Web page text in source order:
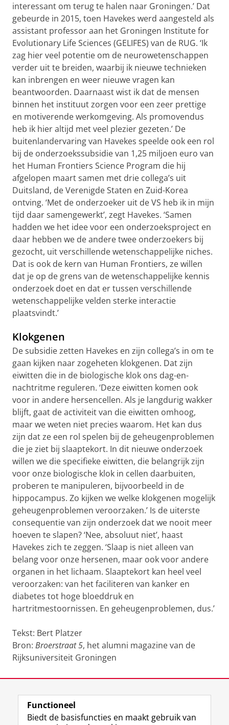
interessant om terug te halen naar Groningen.’ Dat
gebeurde in 2015, toen Havekes werd aangesteld als
assistant professor aan het Groningen Institute for
Evolutionary Life Sciences (GELIFES) van de RUG. ‘Ik
zag hier veel potentie om de neurowetenschappen
verder uit te breiden, waarbij ik nieuwe technieken
kan inbrengen en weer nieuwe vragen kan
beantwoorden. Daarnaast wist ik dat de mensen
binnen het instituut zorgen voor een zeer prettige
en motiverende werkomgeving. Als promovendus
heb ik hier altijd met veel plezier gezeten.’ De
buitenlandervaring van Havekes speelde ook een rol
bij de onderzoekssubsidie van 1,25 miljoen euro van
het Human Frontiers Science Program die hij
afgelopen maart samen met drie collega’s uit
Duitsland, de Verenigde Staten en Zuid-Korea
ontving. ‘Met de onderzoeker uit de VS heb ik in mijn
tijd daar samengewerkt’, zegt Havekes. ‘Samen
hadden we het idee voor een onderzoeksproject en
daar hebben we de andere twee onderzoekers bij
gezocht, uit verschillende wetenschappelijke niches.
Dat is ook de kern van Human Frontiers, ze willen
dat je op de grens van de wetenschappelijke kennis
onderzoek doet en dat er tussen verschillende
wetenschappelijke velden sterke interactie
plaatsvindt.’
Klokgenen
De subsidie zetten Havekes en zijn collega’s in om te
gaan kijken naar zogeheten klokgenen. Dat zijn
eiwitten die in de biologische klok ons dag-en-
nachtritme reguleren. ‘Deze eiwitten komen ook
voor in andere hersencellen. Als je langdurig wakker
blijft, gaat de activiteit van die eiwitten omhoog,
maar we weten niet precies waarom. Het kan dus
zijn dat ze een rol spelen bij de geheugenproblemen
die je ziet bij slaaptekort. In dit nieuwe onderzoek
willen we die specifieke eiwitten, die belangrijk zijn
voor onze biologische klok in cellen daarbuiten,
proberen te manipuleren, bijvoorbeeld in de
hippocampus. Zo kijken we welke klokgenen mogelijk
geheugenproblemen veroorzaken.’ Is de uiterste
consequentie van zijn onderzoek dat we nooit meer
hoeven te slapen? ‘Nee, absoluut niet’, haast
Havekes zich te zeggen. ‘Slaap is niet alleen van
belang voor onze hersenen, maar ook voor andere
organen in het lichaam. Slaaptekort kan heel veel
veroorzaken: van het faciliteren van kanker en
diabetes tot hoge bloeddruk en
hartritmestoornissen. En geheugenproblemen, dus.’
Tekst: Bert Platzer
Bron: Broerstraat 5, het alumni magazine van de
Rijksuniversiteit Groningen
View this page in:English
Functioneel
Biedt de basisfuncties en maakt gebruik van